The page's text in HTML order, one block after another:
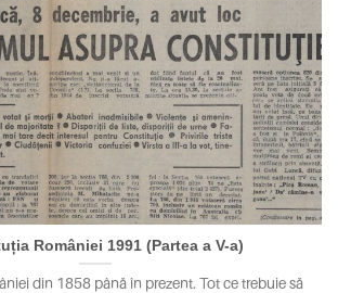
României 1991 (Partea a V-a)
din 1858 până în prezent. Tot ce trebuie să